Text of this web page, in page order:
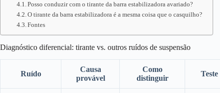
Posso conduzir com o tirante da barra estabilizadora avariado?
O tirante da barra estabilizadora é a mesma coisa que o casquilho?
Fontes
Diagnóstico diferencial: tirante vs. outros ruídos de suspensão
Ruído
Causa
provável
Como
distinguir